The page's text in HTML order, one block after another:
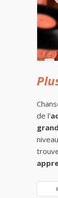
de l'